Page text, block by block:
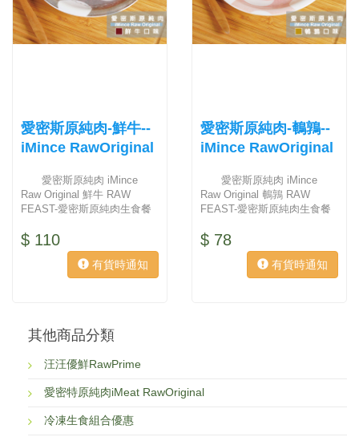
愛密斯原純肉-鮮牛--
iMince RawOriginal
愛密斯原純肉 iMince
Raw Original 鮮牛 RAW
FEAST-愛密斯原純肉生食餐
$ 110
有貨時通知
愛密斯原純肉-鵪鶉--
iMince RawOriginal
愛密斯原純肉 iMince
Raw Original 鵪鶉 RAW
FEAST-愛密斯原純肉生食餐
$ 78
有貨時通知
其他商品分類
汪汪優鮮RawPrime
愛密特原純肉iMeat RawOriginal
冷凍生食組合優惠